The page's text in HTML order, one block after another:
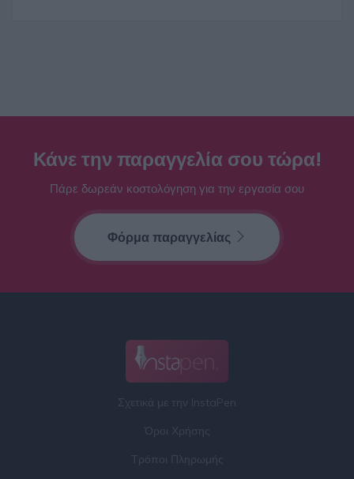
Κάνε την παραγγελία σου τώρα!
Πάρε δωρεάν κοστολόγηση για την εργασία σου
Φόρμα παραγγελίας
Σχετικά με την InstaPen
Όροι Χρήσης
Τρόποι Πληρωμής